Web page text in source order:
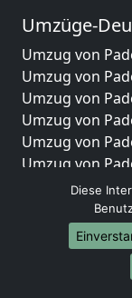
Umzüge-
Umzug von
Umzug von
Umzug von
Umzug von
Umzug von
Umzug von
Umzug von
Umzug von
Umzug von
Umzug von
Umzug von
Diese